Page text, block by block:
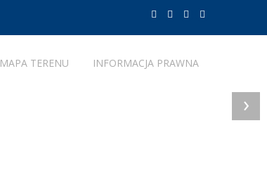
MAPA TERENU INFORMACJA PRAWNA
›